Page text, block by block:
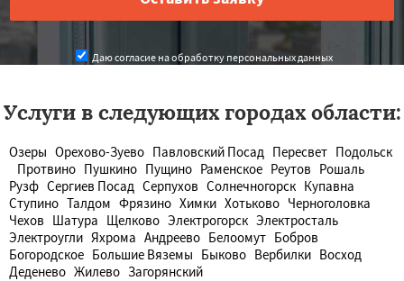
Даю согласие на обработку персональных данных
Услуги в следующих городах области:
Озеры Орехово-Зуево Павловский Посад Пересвет Подольск
Протвино Пушкино Пущино Раменское Реутов Рошаль
Рузф Сергиев Посад Серпухов Солнечногорск Купавна
Ступино Талдом Фрязино Химки Хотьково Черноголовка
Чехов Шатура Щелково Электрогорск Электросталь
Электроугли Яхрома Андреево Белоомут Бобров
Богородское Большие Вяземы Быково Вербилки Восход
Деденево Жилево Загорянский